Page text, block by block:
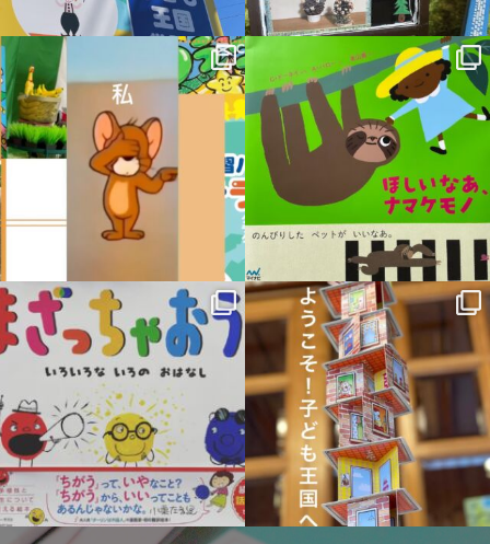
12月 1 11月 16
sateraito_okazaki sateraito_okazaki
10月 19
sateraito_okazaki
9月 21
sateraito_okazaki
9月 14